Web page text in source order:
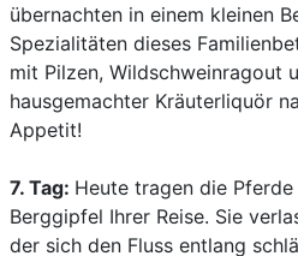
übernachten in einem kleinen
Spezialitäten dieses
mit Pilzen, Wildschweinragout
hausgemachter Kräuterliquör
Appetit!
7. Tag: Heute tragen die
Berggipfel Ihrer Reise. Sie
der sich den Fluss entlang